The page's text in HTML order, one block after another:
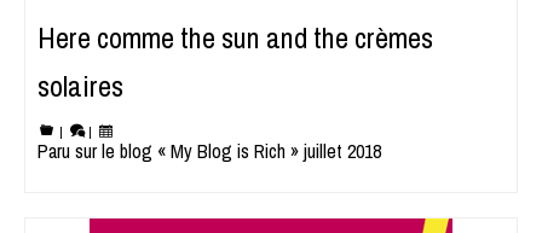
Here comme the sun and the crèmes
solaires
| |
Paru sur le blog « My Blog is Rich » juillet 2018